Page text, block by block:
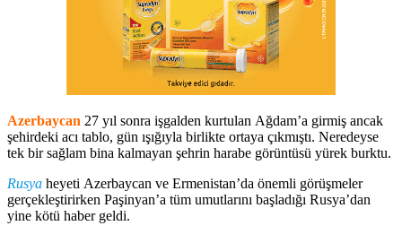
Azerbaycan 27 yıl sonra işgalden kurtulan Ağdam’a girmiş ancak
şehirdeki acı tablo, gün ışığıyla birlikte ortaya çıkmıştı. Neredeyse
tek bir sağlam bina kalmayan şehrin harabe görüntüsü yürek burktu.
Rusya heyeti Azerbaycan ve Ermenistan’da önemli görüşmeler
gerçekleştirirken Paşinyan’a tüm umutlarını başladığı Rusya’dan
yine kötü haber geldi.